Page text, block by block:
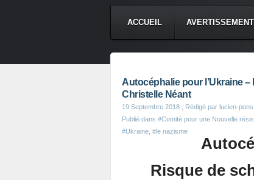
ACCUEIL AVERTISSEMENT
Autocéphalie pour l’Ukraine
Christelle Néant
19 Septembre 2018 , Rédigé par lucien-pons
Publié dans #Comité pour une Nouvelle
#Ukraine #le nazisme
Risque de